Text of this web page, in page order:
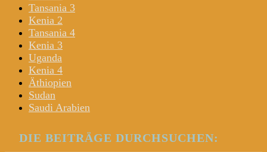
Tansania 3
Kenia 2
Tansania 4
Kenia 3
Uganda
Kenia 4
Äthiopien
Sudan
Saudi Arabien
DIE BEITRÄGE DURCHSUCHEN: